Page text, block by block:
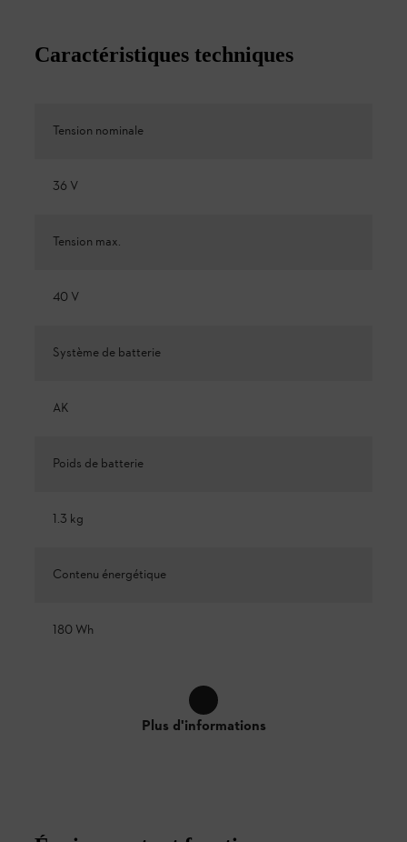
Caractéristiques techniques
Tension nominale
36 V
Tension max.
40 V
Système de batterie
AK
Poids de batterie
1.3 kg
Contenu énergétique
180 Wh
Plus d'informations